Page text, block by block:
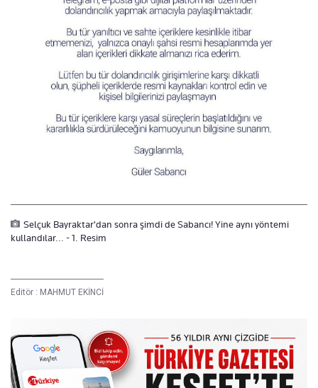
Selçuk Bayraktar'dan sonra şimdi de Sabancı! Yine aynı yöntemi
kullandılar... - 1. Resim
Editör : MAHMUT EKİNCİ